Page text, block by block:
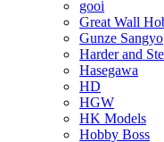
gooi
Great Wall
Gunze Sangyo
Harder and
Hasegawa
HD
HGW
HK Models
Hobby Boss